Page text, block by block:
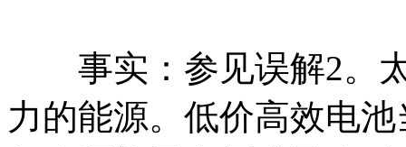
事实：参见误解2。太
力的能源。低价高效电